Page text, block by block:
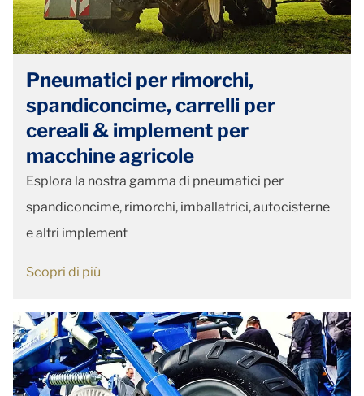
Pneumatici per rimorchi,
spandiconcime, carrelli per
cereali & implement per
macchine agricole
Esplora la nostra gamma di pneumatici per
spandiconcime, rimorchi, imballatrici, autocisterne
e altri implement
Scopri di più